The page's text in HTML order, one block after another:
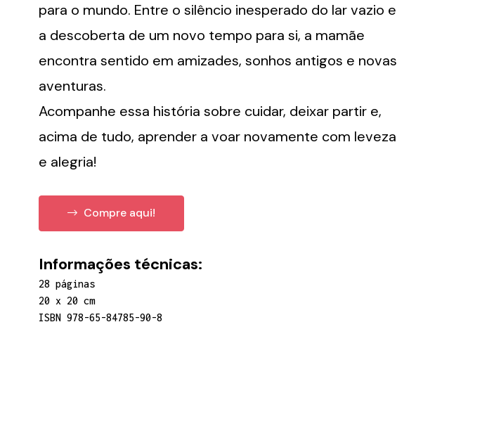
para o mundo. Entre o silêncio inesperado do lar vazio e
a descoberta de um novo tempo para si, a mamãe
encontra sentido em amizades, sonhos antigos e novas
aventuras.
Acompanhe essa história sobre cuidar, deixar partir e,
acima de tudo, aprender a voar novamente com leveza
e alegria!
Compre aqui!
Informações técnicas:
28 páginas
20 x 20 cm
ISBN 978-65-84785-90-8